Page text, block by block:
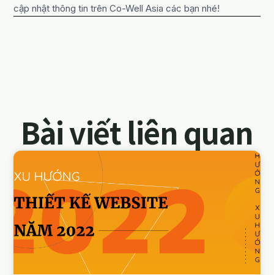
cập nhật thông tin trên Co-Well Asia các bạn nhé!
Bài viết liên quan